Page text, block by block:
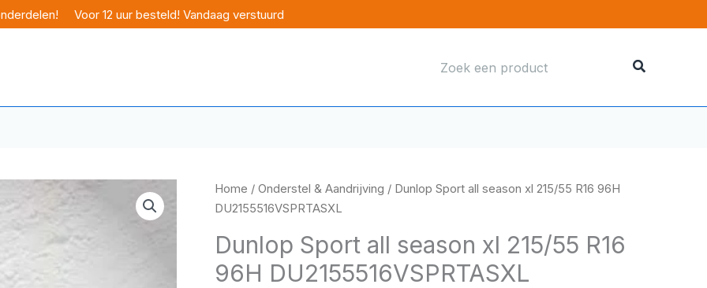
Voor 12 uur besteld! Vandaag verstuurd
naar:
Home / Onderstel & Aandrijving / Dunlop Sport all season xl 215/55 R16 96H
DU2155516VSPRTASXL
Dunlop Sport all season xl 215/55 R16
96H DU2155516VSPRTASXL